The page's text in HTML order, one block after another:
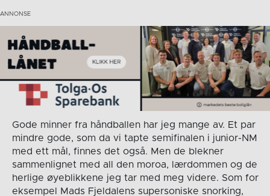
Gode minner fra håndballen har jeg mange av. Et par
mindre gode, som da vi tapte semifinalen i junior-NM
med ett mål, finnes det også. Men de blekner
sammenlignet med all den moroa, lærdommen og de
herlige øyeblikkene jeg tar med meg videre. Som for
eksempel Mads Fjeldalens supersoniske snorking,